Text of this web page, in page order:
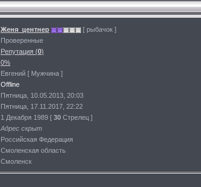
Женя_центнер
[ рыбачок ]
Проверенные
Репутация (0)
0%
Евгений [ Мужчина ]
Offline
Пятница, 10.05.2013, 20:03
Пятница, 17.11.2017, 22:22
1 Декабря 1989 [ 30 Стрелец ]
Адрес скрыт
Российская Федерация
Смоленская область
Смоленск